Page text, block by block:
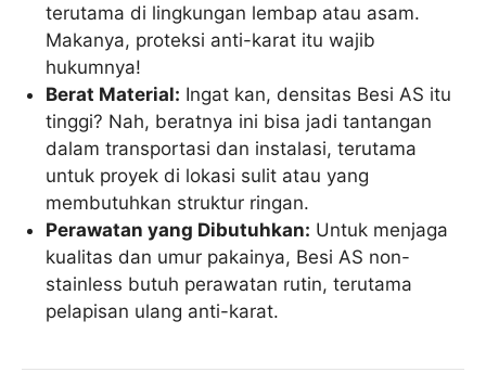
terutama di lingkungan lembap atau asam.
Makanya, proteksi anti-karat itu wajib
hukumnya!
Berat Material: Ingat kan, densitas Besi AS itu
tinggi? Nah, beratnya ini bisa jadi tantangan
dalam transportasi dan instalasi, terutama
untuk proyek di lokasi sulit atau yang
membutuhkan struktur ringan.
Perawatan yang Dibutuhkan: Untuk menjaga
kualitas dan umur pakainya, Besi AS non-
stainless butuh perawatan rutin, terutama
pelapisan ulang anti-karat.